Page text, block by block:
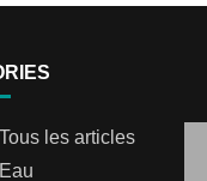
Tous les articles
Eau